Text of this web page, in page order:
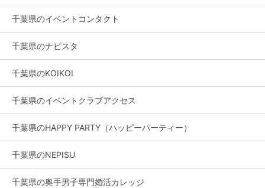
千葉県のイベントコンタクト
千葉県のナビスタ
千葉県のKOIKOI
千葉県のイベントクラブアクセス
千葉県のHAPPY PARTY（ハッピーパーティー）
千葉県のNEPISU
千葉県の奥手男子専門婚活カレッジ